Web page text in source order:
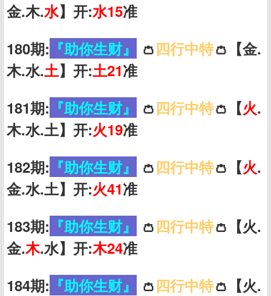
金.木.水】开:水15准
180期: 『助你生财』 👛四行中特👛【金.
木.水.土】开:土21准
181期: 『助你生财』 👛四行中特👛【火.
木.水.土】开:火19准
182期: 『助你生财』 👛四行中特👛【火.
金.水.土】开:火41准
183期: 『助你生财』 👛四行中特👛【火.
金.木.水】开:木24准
184期: 『助你生财』 👛四行中特👛【火.